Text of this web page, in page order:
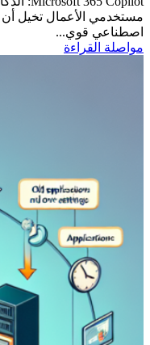
مستخدمي الأعمال تخيل
اصطناعي قوي...
مواصلة القراءة